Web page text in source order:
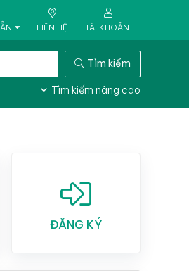
LIÊN HỆ TÀI KHOẢN
Tìm kiếm
Tìm kiếm nâng cao
ĐĂNG KÝ